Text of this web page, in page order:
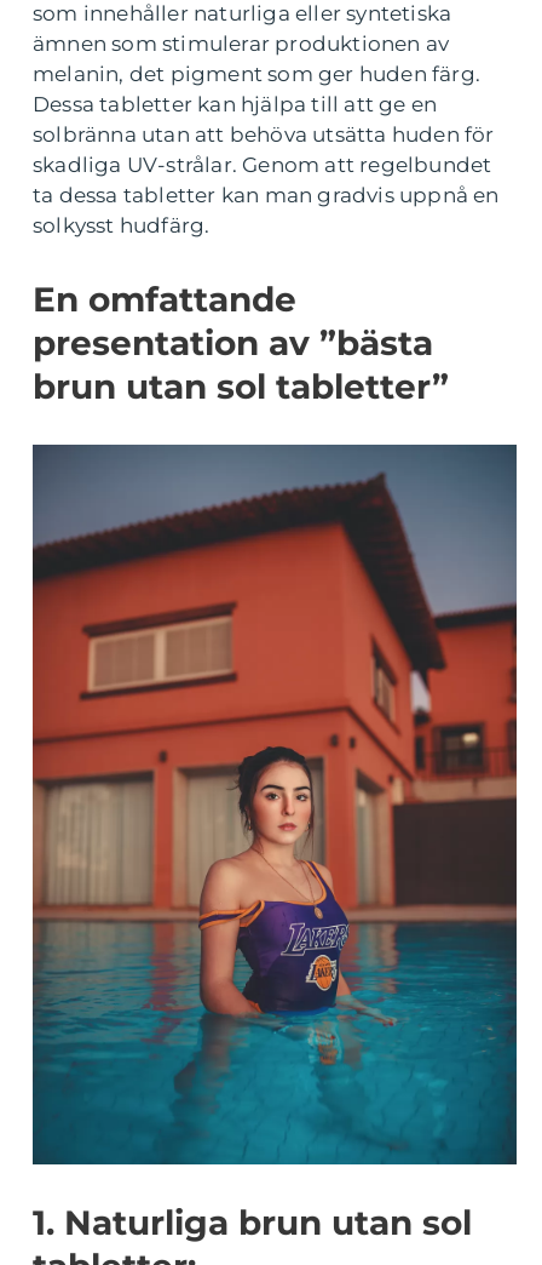
som innehåller naturliga eller syntetiska
ämnen som stimulerar produktionen av
melanin, det pigment som ger huden färg.
Dessa tabletter kan hjälpa till att ge en
solbränna utan att behöva utsätta huden för
skadliga UV-strålar. Genom att regelbundet
ta dessa tabletter kan man gradvis uppnå en
solkysst hudfärg.
En omfattande
presentation av ”bästa
brun utan sol tabletter”
1. Naturliga brun utan sol